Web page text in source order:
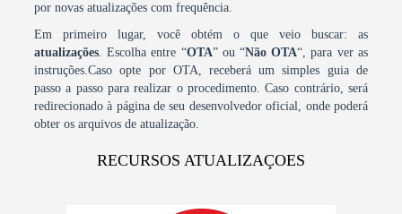
por novas atualizações com frequência.
Em primeiro lugar, você obtém o que veio buscar: as
atualizações. Escolha entre “OTA” ou “Não OTA“, para ver as
instruções.Caso opte por OTA, receberá um simples guia de
passo a passo para realizar o procedimento. Caso contrário, será
redirecionado à página de seu desenvolvedor oficial, onde poderá
obter os arquivos de atualização.
RECURSOS ATUALIZAÇOES